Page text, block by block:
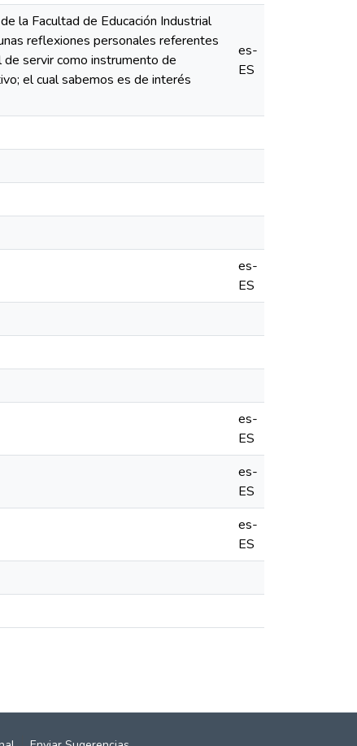
la Facultad de Educación Industrial
reflexiones personales referentes
servir como instrumento de
el cual sabemos es de interés
es-
ES
es-
ES
es-
ES
es-
ES
es-
ES